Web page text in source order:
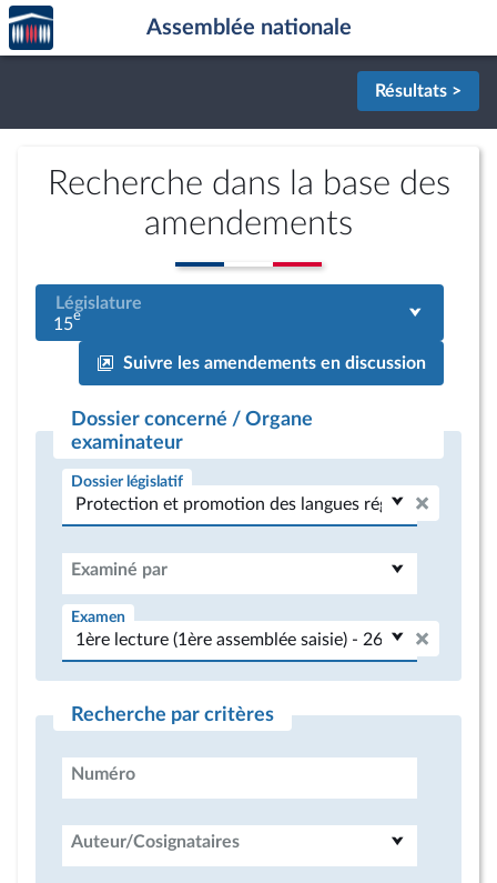
Aller au contenu
Aller en bas de la page
Accèder
à la
page
Assemblée nationale
Résultats >
Recherche dans la base des
amendements
Législature
15e
Suivre les amendements en discussion
Dossier concerné / Organe
examinateur
Dossier législatif
Examiné par
Examen
Recherche par critères
Numéro
Auteur/Cosignataires